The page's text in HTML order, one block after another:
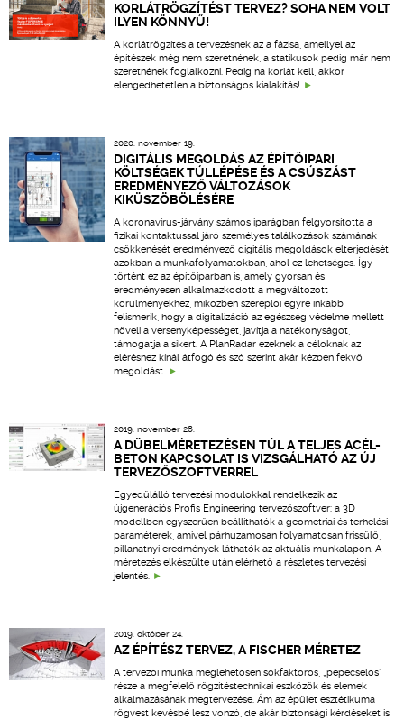
KORLÁTRÖGZÍTÉST TERVEZ? SOHA NEM VOLT
ILYEN KÖNNYŰ!
A korlátrögzítés a tervezésnek az a fázisa, amellyel az
építészek még nem szeretnének, a statikusok pedig már nem
szeretnének foglalkozni. Pedig ha korlát kell, akkor
elengedhetetlen a biztonságos kialakítás!
2020. november 19.
DIGITÁLIS MEGOLDÁS AZ ÉPÍTŐIPARI
KÖLTSÉGEK TÚLLÉPÉSE ÉS A CSÚSZÁST
EREDMÉNYEZŐ VÁLTOZÁSOK
KIKÜSZÖBÖLÉSÉRE
A koronavírus-járvány számos iparágban felgyorsította a
fizikai kontaktussal járó személyes találkozások számának
csökkenését eredményező digitális megoldások elterjedését
azokban a munkafolyamatokban, ahol ez lehetséges. Így
történt ez az építőiparban is, amely gyorsan és
eredményesen alkalmazkodott a megváltozott
körülményekhez, miközben szereplői egyre inkább
felismerik, hogy a digitalizáció az egészség védelme mellett
növeli a versenyképességet, javítja a hatékonyságot,
támogatja a sikert. A PlanRadar ezeknek a céloknak az
eléréshez kínál átfogó és szó szerint akár kézben fekvő
megoldást.
2019. november 28.
A DÜBELMÉRETEZÉSEN TÚL A TELJES ACÉL-
BETON KAPCSOLAT IS VIZSGÁLHATÓ AZ ÚJ
TERVEZŐSZOFTVERREL
Egyedülálló tervezési modulokkal rendelkezik az
újgenerációs Profis Engineering tervezőszoftver: a 3D
modellben egyszerűen beállíthatók a geometriai és terhelési
paraméterek, amivel párhuzamosan folyamatosan frissülő,
pillanatnyi eredmények láthatók az aktuális munkalapon. A
méretezés elkészülte után elérhető a részletes tervezési
jelentés.
2019. október 24.
AZ ÉPÍTÉSZ TERVEZ, A FISCHER MÉRETEZ
A tervezői munka meglehetősen sokfaktoros, „pepecselős”
része a megfelelő rögzítéstechnikai eszközök és elemek
alkalmazásának megtervezése. Ám az épület esztétikuma
rögvest kevésbé lesz vonzó, de akár biztonsági kérdéseket is